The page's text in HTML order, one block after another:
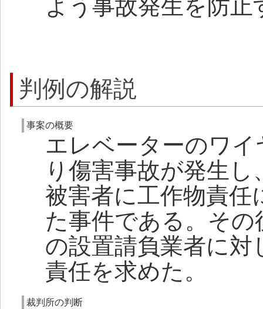
よう事故発生を防
判例の解説
事案の概要
エレベーターのワ
り傷害事故が発生
被害者に工作物責任
た事件である。そ
の設置請負業者に対
責任を求めた。
裁判所の判断